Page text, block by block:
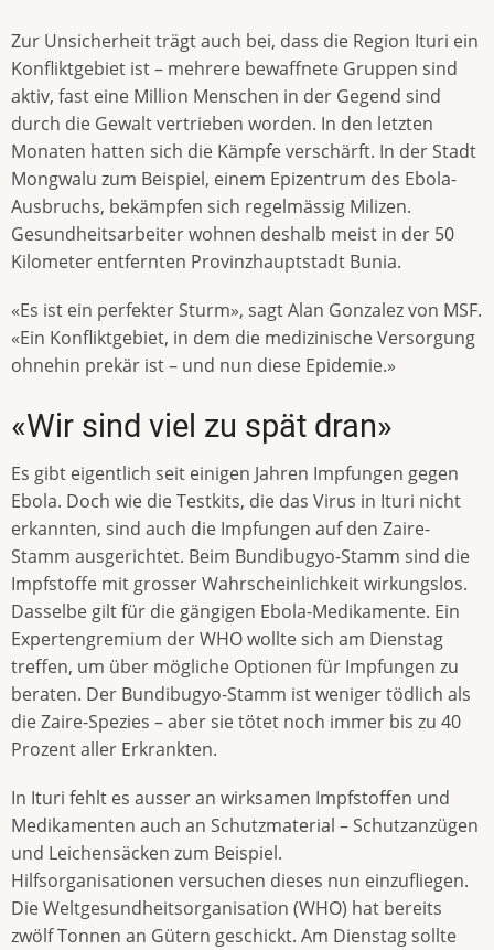
Zur Unsicherheit trägt auch bei, dass die Region Ituri ein
Konfliktgebiet ist – mehrere bewaffnete Gruppen sind
aktiv, fast eine Million Menschen in der Gegend sind
durch die Gewalt vertrieben worden. In den letzten
Monaten hatten sich die Kämpfe verschärft. In der Stadt
Mongwalu zum Beispiel, einem Epizentrum des Ebola-
Ausbruchs, bekämpfen sich regelmässig Milizen.
Gesundheitsarbeiter wohnen deshalb meist in der 50
Kilometer entfernten Provinzhauptstadt Bunia.
«Es ist ein perfekter Sturm», sagt Alan Gonzalez von MSF.
«Ein Konfliktgebiet, in dem die medizinische Versorgung
ohnehin prekär ist – und nun diese Epidemie.»
«Wir sind viel zu spät dran»
Es gibt eigentlich seit einigen Jahren Impfungen gegen
Ebola. Doch wie die Testkits, die das Virus in Ituri nicht
erkannten, sind auch die Impfungen auf den Zaire-
Stamm ausgerichtet. Beim Bundibugyo-Stamm sind die
Impfstoffe mit grosser Wahrscheinlichkeit wirkungslos.
Dasselbe gilt für die gängigen Ebola-Medikamente. Ein
Expertengremium der WHO wollte sich am Dienstag
treffen, um über mögliche Optionen für Impfungen zu
beraten. Der Bundibugyo-Stamm ist weniger tödlich als
die Zaire-Spezies – aber sie tötet noch immer bis zu 40
Prozent aller Erkrankten.
In Ituri fehlt es ausser an wirksamen Impfstoffen und
Medikamenten auch an Schutzmaterial – Schutzanzügen
und Leichensäcken zum Beispiel.
Hilfsorganisationen versuchen dieses nun einzufliegen.
Die Weltgesundheitsorganisation (WHO) hat bereits
zwölf Tonnen an Gütern geschickt. Am Dienstag sollte